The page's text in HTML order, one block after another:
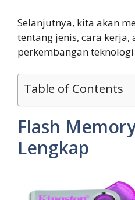
Selanjutnya, kita akan
tentang jenis, cara kerja,
perkembangan
Table of Contents
Flash
Lengkap